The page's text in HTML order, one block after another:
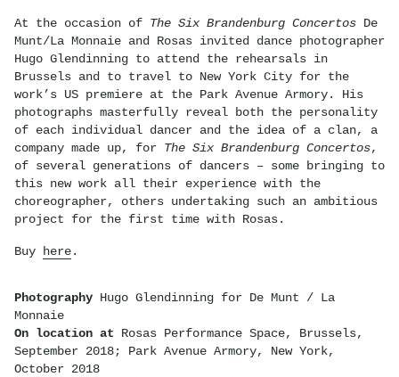
At the occasion of The Six Brandenburg ConcertosDe
Munt/La Monnaie and Rosas invited dance photographer
Hugo Glendinning to attend the rehearsals in
Brussels and to travel to New York City for the
work’s US premiere at the Park Avenue Armory. His
photographs masterfully reveal both the personality
of each individual dancer and the idea of a clan, a
company made up, for The Six Brandenburg Concertos,
of several generations of dancers – some bringing to
this new work all their experience with the
choreographer, others undertaking such an ambitious
project for the first time with Rosas.
Buy here.
PhotographyHugo Glendinning for De Munt / La
Monnaie
On location at Rosas Performance Space, Brussels,
September 2018; Park Avenue Armory, New York,
October 2018